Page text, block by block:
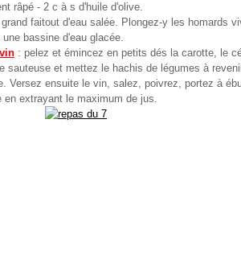
râpé - 2 c à s d'huile d'olive.
faitout d'eau salée. Plongez-y les homards
bassine d'eau glacée.
: pelez et émincez en petits dés la carotte, le
sauteuse et mettez le hachis de légumes à
Versez ensuite le vin, salez, poivrez, portez à
en extrayant le maximum de jus.